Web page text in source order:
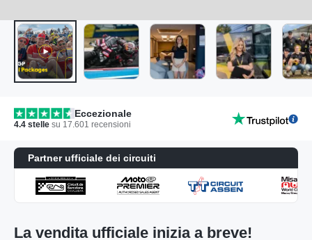
Eccezionale
4.4 stelle su 17.601 recensioni
Partner ufficiale dei circuiti
La vendita ufficiale inizia a breve!